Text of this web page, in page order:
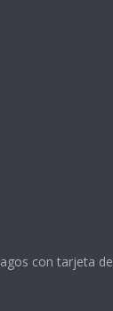
con tarjeta